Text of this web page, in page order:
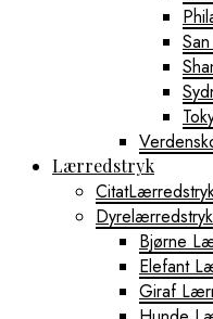
Lærredstryk
Dyrelærredstryk
Bjørne
Elefant
Giraf